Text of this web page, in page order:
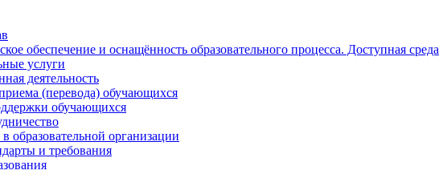
обеспечение и оснащённость образовательного процесса. Доступная среда
услуги
деятельность
(перевода) обучающихся
обучающихся
образовательной организации
и требования